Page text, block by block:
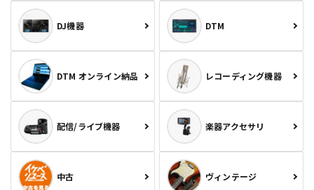
DJ機器 DTM
DTM オンライン納品 レコーディング機器
配信/ライブ機器 楽器アクセサリ
中古 ヴィンテージ